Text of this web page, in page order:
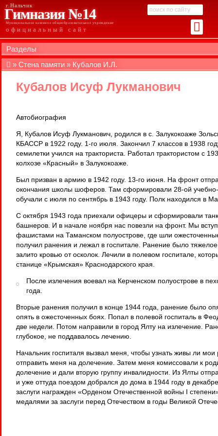
г.Нальчик
Гимназия №14
Муниципальное казенное общеобразовательное учреждение
официальный сайт
Разделы
Стена памяти
Кубалов И.Л.
Кубалов Исуф Лукманович
Автобиография
Я, Кубалов Исуф Лукманович, родился в с. Залукокоаже
КБАССР в 1922 году. 1-го июля. Закончил 7 классов в 1938
семилетки учился на тракториста. Работал трактористом с
колхозе «Красный» в Залукокоаже.
Был призван в армию в 1942 году. 13-го июня. На фронт
окончания школы шоферов. Там сформировали 28-ой учебно-
обучали с июля по сентябрь в 1943 году. Полк находился в
С октября 1943 года приехали офицеры и сформировали
башнеров. И в начале ноября нас повезли на фронт. Мы
фашистами на Таманском полуострове, где шли
получил ранения и лежал в госпитале. Ранение было
залито кровью от осколок. Лечили в полевом госпитале,
станице «Крымская» Краснодарского края.
После излечения воевал на Керченском полуострове в
года.
Вторые ранения получил в конце 1944 года, ранение было
опять в ожесточенных боях. Попал в полевой госпиталь в
две недели. Потом направили в город Ялту на излечение.
глубокое, не поддавалось лечению.
Начальник госпиталя вызвал меня, чтобы узнать живы ли мои
отправить меня на долечение. Затем меня комиссовали к
долечение и дали вторую группу инвалидности. Из Ялты
и уже оттуда поездом добрался до дома в 1944 году в
заслуги награжден «Орденом Отечественной войны I
медалями за заслуги перед Отечеством в годы Великой